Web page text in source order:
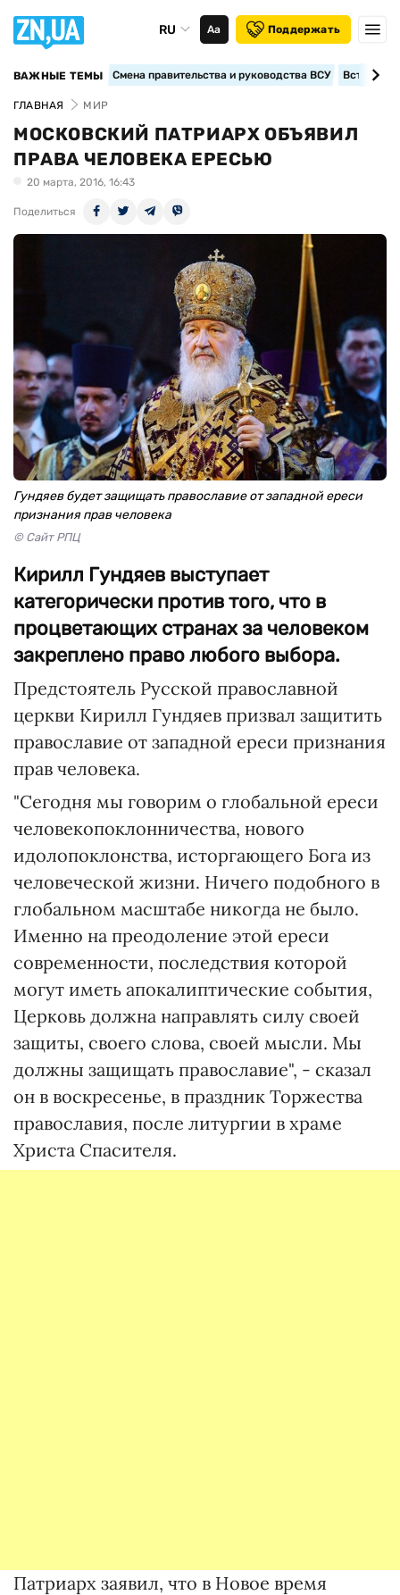
RU Аа Поддержать
ВАЖНЫЕ ТЕМЫ Смена правительства и руководства ВСУ
ГЛАВНАЯ МИР
МОСКОВСКИЙ ПАТРИАРХ ОБЪЯВИЛ
ПРАВА ЧЕЛОВЕКА ЕРЕСЬЮ
20 марта, 2016, 16:43
Поделиться
Гундяев будет защищать православие от западной ереси
признания прав человека
© Сайт РПЦ
Кирилл Гундяев выступает
категорически против того, что в
процветающих странах за человеком
закреплено право любого выбора.
Предстоятель Русской православной
церкви Кирилл Гундяев призвал защитить
православие от западной ереси признания
прав человека.
"Сегодня мы говорим о глобальной ереси
человекопоклонничества, нового
идолопоклонства, исторгающего Бога из
человеческой жизни. Ничего подобного в
глобальном масштабе никогда не было.
Именно на преодоление этой ереси
современности, последствия которой
могут иметь апокалиптические события,
Церковь должна направлять силу своей
защиты, своего слова, своей мысли. Мы
должны защищать православие", - сказал
он в воскресенье, в праздник Торжества
православия, после литургии в храме
Христа Спасителя.
Патриарх заявил, что в Новое время